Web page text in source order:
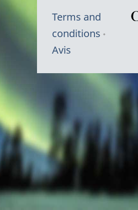
Terms and
conditions
Avis